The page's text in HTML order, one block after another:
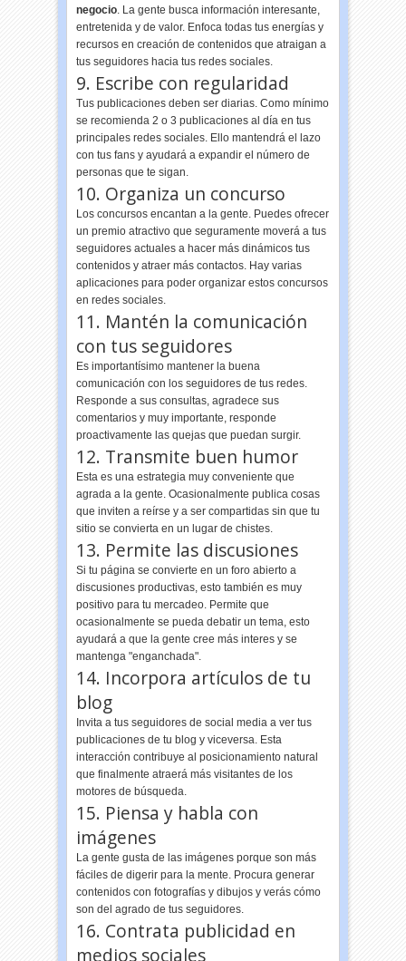
negocio . La gente busca información interesante,
entretenida y de valor. Enfoca todas tus energías y
recursos en creación de contenidos que atraigan a
tus seguidores hacia tus redes sociales.
9. Escribe con regularidad
Tus publicaciones deben ser diarias. Como mínimo
se recomienda 2 o 3 publicaciones al día en tus
principales redes sociales. Ello mantendrá el lazo
con tus fans y ayudará a expandir el número de
personas que te sigan.
10. Organiza un concurso
Los concursos encantan a la gente. Puedes ofrecer
un premio atractivo que seguramente moverá a tus
seguidores actuales a hacer más dinámicos tus
contenidos y atraer más contactos. Hay varias
aplicaciones para poder organizar estos concursos
en redes sociales.
11. Mantén la comunicación
con tus seguidores
Es importantísimo mantener la buena
comunicación con los seguidores de tus redes.
Responde a sus consultas, agradece sus
comentarios y muy importante, responde
proactivamente las quejas que puedan surgir.
12. Transmite buen humor
Esta es una estrategia muy conveniente que
agrada a la gente. Ocasionalmente publica cosas
que inviten a reírse y a ser compartidas sin que tu
sitio se convierta en un lugar de chistes.
13. Permite las discusiones
Si tu página se convierte en un foro abierto a
discusiones productivas, esto también es muy
positivo para tu mercadeo. Permite que
ocasionalmente se pueda debatir un tema, esto
ayudará a que la gente cree más interes y se
mantenga "enganchada".
14. Incorpora artículos de tu
blog
Invita a tus seguidores de social media a ver tus
publicaciones de tu blog y viceversa. Esta
interacción contribuye al posicionamiento natural
que finalmente atraerá más visitantes de los
motores de búsqueda.
15. Piensa y habla con
imágenes
La gente gusta de las imágenes porque son más
fáciles de digerir para la mente. Procura generar
contenidos con fotografías y dibujos y verás cómo
son del agrado de tus seguidores.
16. Contrata publicidad en
medios sociales